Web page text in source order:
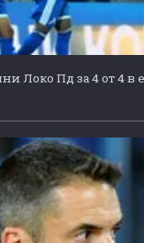
Локо Пд за 4 от 4 в